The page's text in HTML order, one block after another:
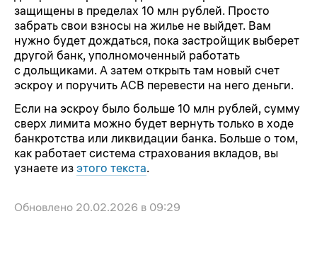
защищены в пределах 10 млн рублей. Просто
забрать свои взносы на жилье не выйдет. Вам
нужно будет дождаться, пока застройщик выберет
другой банк, уполномоченный работать
с дольщиками. А затем открыть там новый счет
эскроу и поручить АСВ перевести на него деньги.
Если на эскроу было больше 10 млн рублей, сумму
сверх лимита можно будет вернуть только в ходе
банкротства или ликвидации банка. Больше о том,
как работает система страхования вкладов, вы
узнаете из этого текста.
Обновлено 20.02.2026 в 09:29